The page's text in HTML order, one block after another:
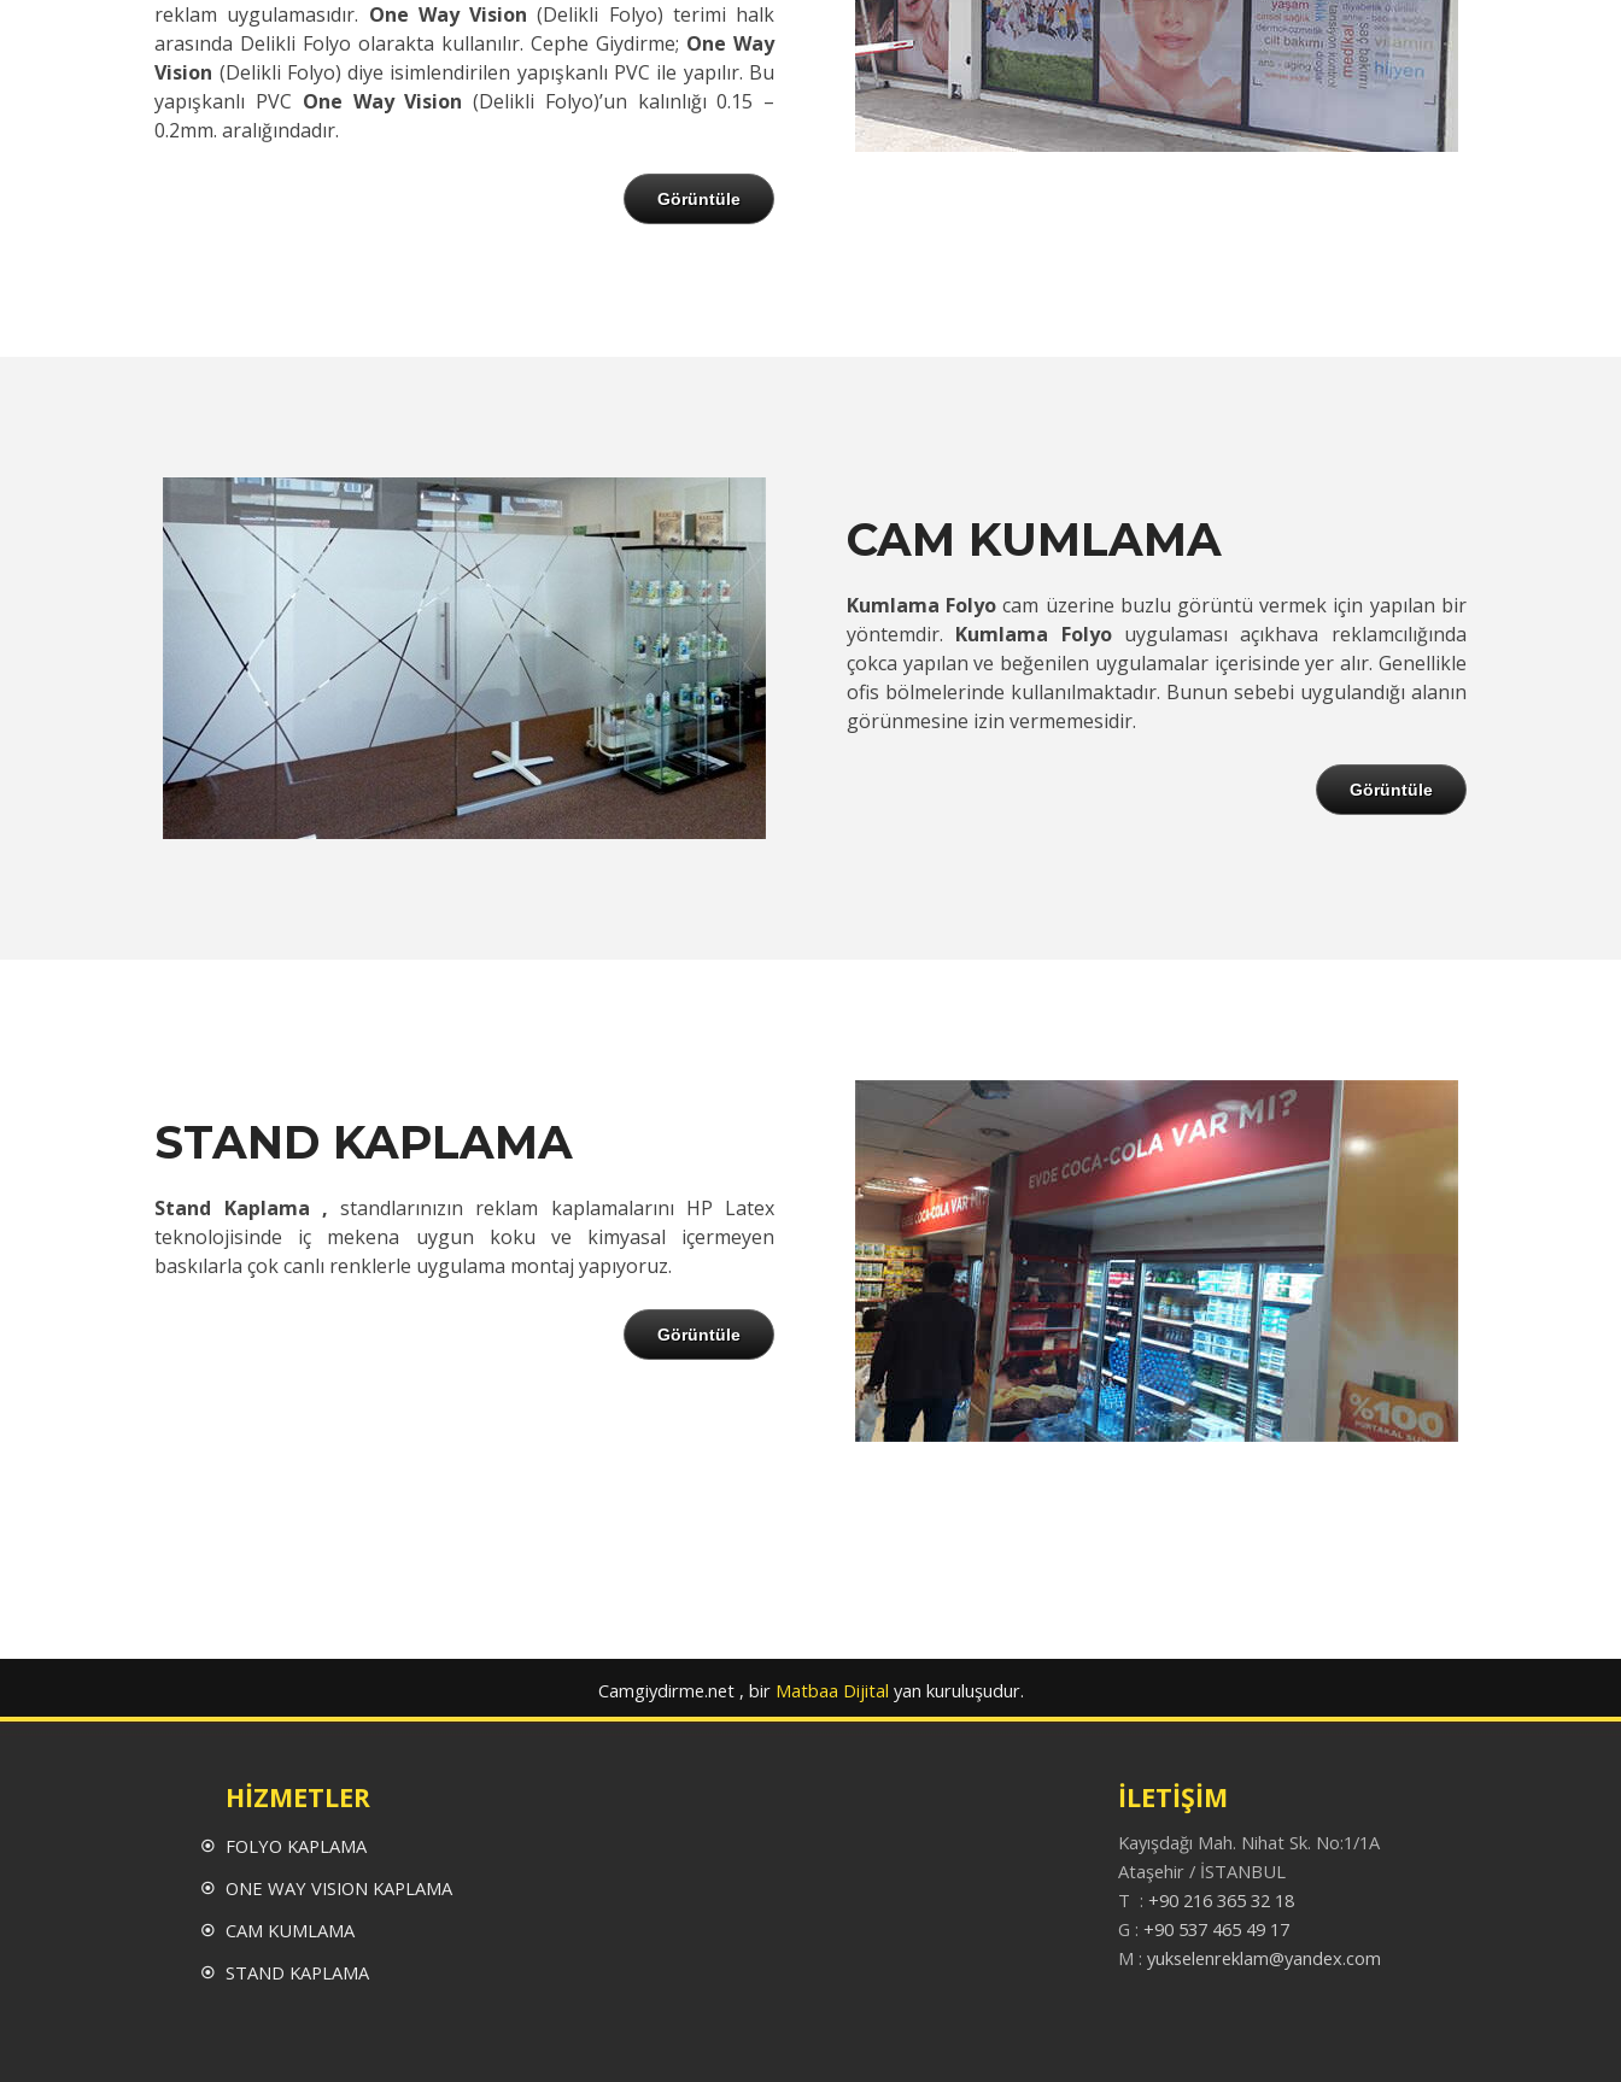
reklam uygulamasıdır. One Way Vision (Delikli Folyo) terimi halk
arasında Delikli Folyo olarakta kullanılır. Cephe Giydirme; One Way
Vision (Delikli Folyo) diye isimlendirilen yapışkanlı PVC ile yapılır. Bu
yapışkanlı PVC One Way Vision (Delikli Folyo)’un kalınlığı 0.15 –
0.2mm. aralığındadır.
Görüntüle
CAM KUMLAMA
Kumlama Folyo cam üzerine buzlu görüntü vermek için yapılan bir
yöntemdir. Kumlama Folyo uygulaması açıkhava reklamcılığında
çokca yapılan ve beğenilen uygulamalar içerisinde yer alır. Genellikle
ofis bölmelerinde kullanılmaktadır. Bunun sebebi uygulandığı alanın
görünmesine izin vermemesidir.
Görüntüle
STAND KAPLAMA
Stand Kaplama , standlarınızın reklam kaplamalarını HP Latex
teknolojisinde iç mekena uygun koku ve kimyasal içermeyen
baskılarla çok canlı renklerle uygulama montaj yapıyoruz.
Görüntüle
Camgiydirme.net , bir Matbaa Dijital yan kuruluşudur.
FOLYO KAPLAMA
ONE WAY VISION KAPLAMA
CAM KUMLAMA
STAND KAPLAMA
HİZMETLER
Kayışdağı Mah. Nihat Sk. No:1/1A
Ataşehir / İSTANBUL
T : +90 216 365 32 18
G : +90 537 465 49 17
M : yukselenreklam@yandex.com
İLETİŞİM